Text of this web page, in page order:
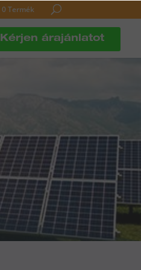
0 Termék
Kérjen árajánlatot